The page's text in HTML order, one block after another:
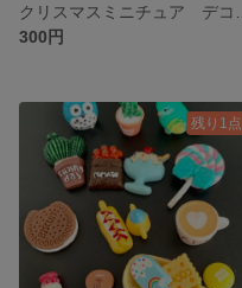
300円
残り1点